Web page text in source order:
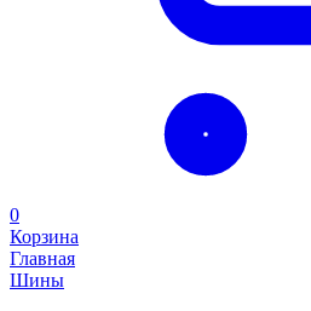
0
Корзина
Главная
Шины